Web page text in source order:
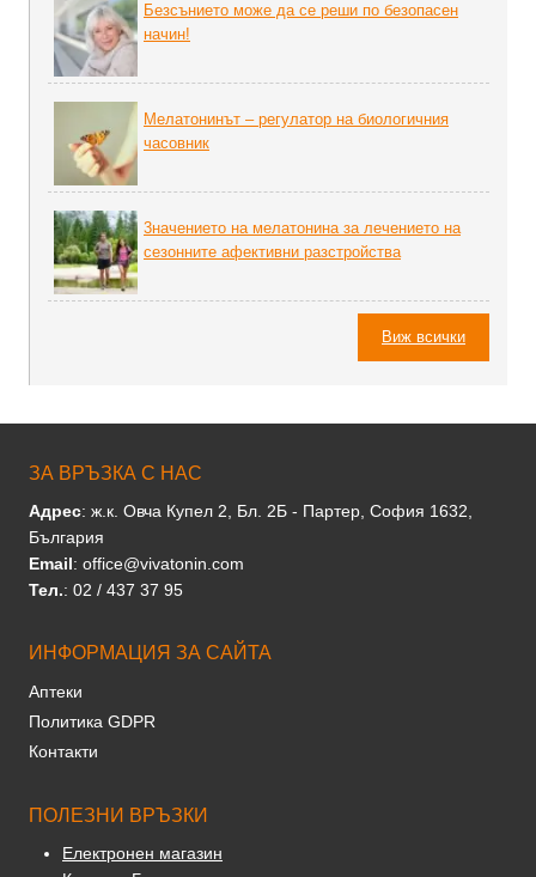
Безсънието може да се реши по безопасен
начин!
Мелатонинът – регулатор на биoлoгичния
часовник
3начението на мелатонина за лечението на
сезонните афективни разстройства
Виж всички
ЗА ВРЪЗКА С НАС
Адрес: ж.к. Овча Купел 2, Бл. 2Б - Партер, София 1632,
България
Email: office@vivatonin.com
Тел.: 02 / 437 37 95
ИНФОРМАЦИЯ ЗА САЙТА
Аптеки
Политика GDPR
Контакти
ПОЛЕЗНИ ВРЪЗКИ
Електронен магазин